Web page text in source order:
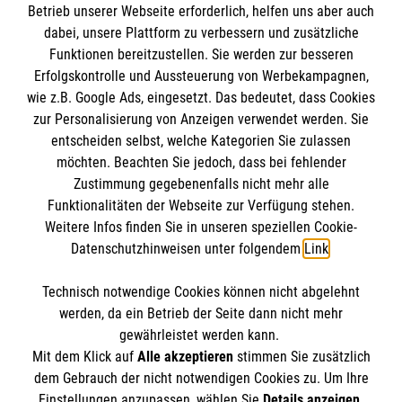
IBAN: DE10 3706 0120 1201 2000 12
BIC: GENODED 1PA7
Newsletter abonnieren
Cookies verwalten|AGB|Impressum|Datenschutz
Barrierefreiheit |Kontakt| Sharepoint|Mediathek
Betrieb unserer Webseite erforderlich, helfen uns aber auch
dabei, unsere Plattform zu verbessern und zusätzliche
Funktionen bereitzustellen. Sie werden zur besseren
Erfolgskontrolle und Aussteuerung von Werbekampagnen,
wie z.B. Google Ads, eingesetzt. Das bedeutet, dass Cookies
zur Personalisierung von Anzeigen verwendet werden. Sie
entscheiden selbst, welche Kategorien Sie zulassen
möchten. Beachten Sie jedoch, dass bei fehlender
Zustimmung gegebenenfalls nicht mehr alle
Funktionalitäten der Webseite zur Verfügung stehen.
Weitere Infos finden Sie in unseren speziellen Cookie-
Datenschutzhinweisen unter folgendem Link.
Technisch notwendige Cookies können nicht abgelehnt
werden, da ein Betrieb der Seite dann nicht mehr
gewährleistet werden kann.
Mit dem Klick auf Alle akzeptierenstimmen Sie zusätzlich
dem Gebrauch der nicht notwendigen Cookies zu. Um Ihre